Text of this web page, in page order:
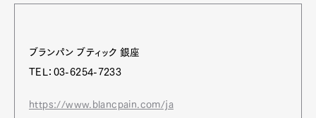
ブランパン ブティック 銀座
TEL：03-6254-7233
https://www.blancpain.com/ja